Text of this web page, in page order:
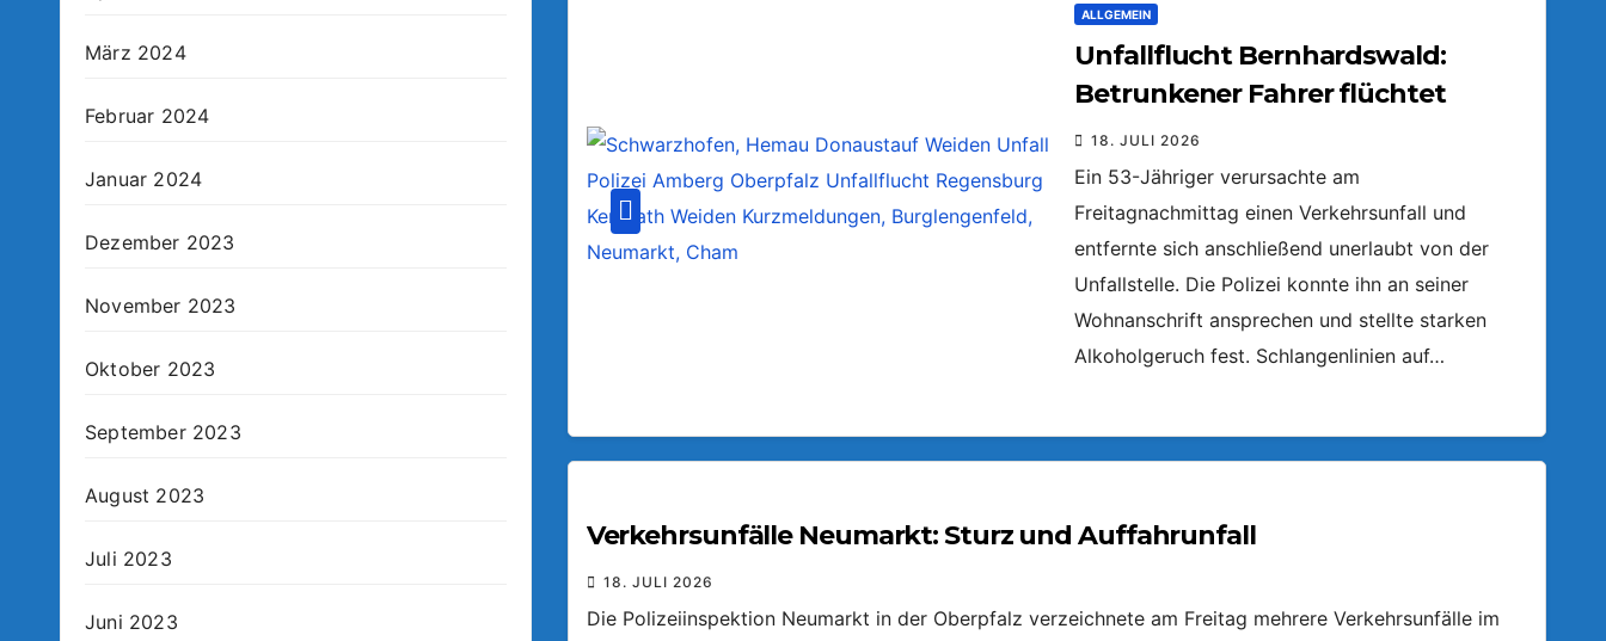
März 2024
Februar 2024
Januar 2024
Dezember 2023
November 2023
Oktober 2023
September 2023
August 2023
Juli 2023
Juni 2023
ALLGEMEIN
Unfallflucht Bernhardswald:
Betrunkener Fahrer flüchtet
18. JULI 2026
Ein 53-Jähriger verursachte am
Freitagnachmittag einen Verkehrsunfall und
entfernte sich anschließend unerlaubt von der
Unfallstelle. Die Polizei konnte ihn an seiner
Wohnanschrift ansprechen und stellte starken
Alkoholgeruch fest. Schlangenlinien auf…
Verkehrsunfälle Neumarkt: Sturz und Auffahrunfall
18. JULI 2026
Die Polizeiinspektion Neumarkt in der Oberpfalz verzeichnete am Freitag mehrere Verkehrsunfälle im